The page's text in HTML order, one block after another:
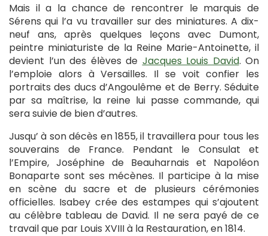
Mais il a la chance de rencontrer le marquis de
Sérens qui l’a vu travailler sur des miniatures. A dix-
neuf ans, après quelques leçons avec Dumont,
peintre miniaturiste de la Reine Marie-Antoinette, il
devient l’un des élèves de Jacques Louis David. On
l’emploie alors à Versailles. Il se voit confier les
portraits des ducs d’Angoulême et de Berry. Séduite
par sa maîtrise, la reine lui passe commande, qui
sera suivie de bien d’autres.
Jusqu’ à son décès en 1855, il travaillera pour tous les
souverains de France. Pendant le Consulat et
l’Empire, Joséphine de Beauharnais et Napoléon
Bonaparte sont ses mécènes. Il participe à la mise
en scène du sacre et de plusieurs cérémonies
officielles. Isabey crée des estampes qui s’ajoutent
au célèbre tableau de David. Il ne sera payé de ce
travail que par Louis XVIII à la Restauration, en 1814.